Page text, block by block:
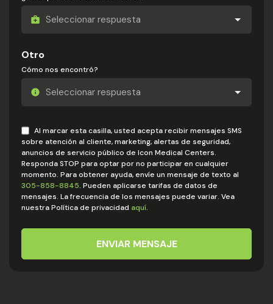
Otro
Cómo nos encontró?
Al marcar esta casilla, usted acepta recibir mensajes SMS
sobre atención al cliente, marketing, alertas de seguridad,
anuncios de servicio público de Icon Medical Centers.
Responda STOP para optar por no participar en cualquier
momento. Para obtener ayuda, envíe un mensaje de texto al
305-858-8845. Pueden aplicarse tarifas de datos de
mensajes. La frecuencia de los mensajes puede variar. Vea
nuestra Política de privacidad aquí.
ENVIAR MENSAJE